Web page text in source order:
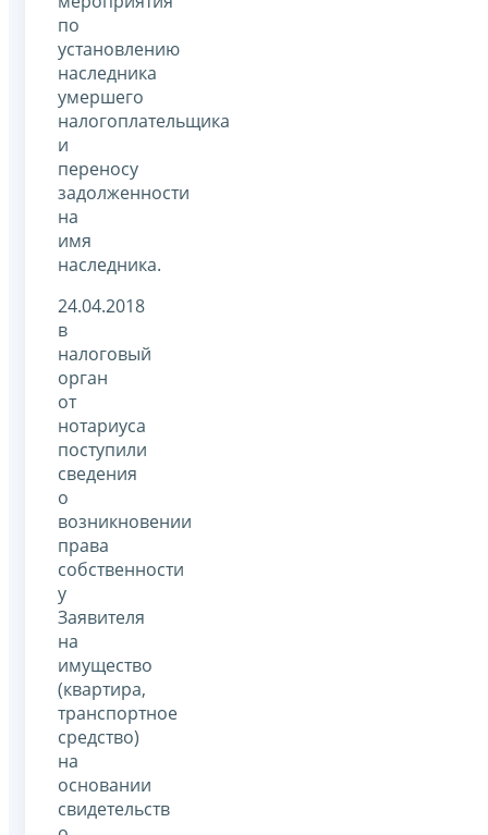
по
установлению
наследника
умершего
налогоплательщика
и
переносу
задолженности
на
имя
наследника.
24.04.2018
в
налоговый
орган
от
нотариуса
поступили
сведения
о
возникновении
права
собственности
у
Заявителя
на
имущество
(квартира,
транспортное
средство)
на
основании
свидетельств